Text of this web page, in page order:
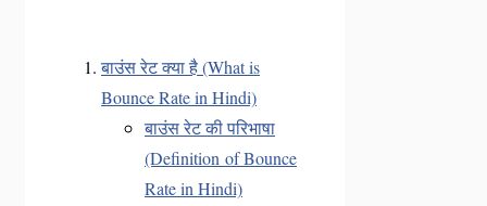
बाउंस रेट क्या है (What is
Bounce Rate in Hindi)
बाउंस रेट की परिभाषा
(Definition of Bounce
Rate in Hindi)